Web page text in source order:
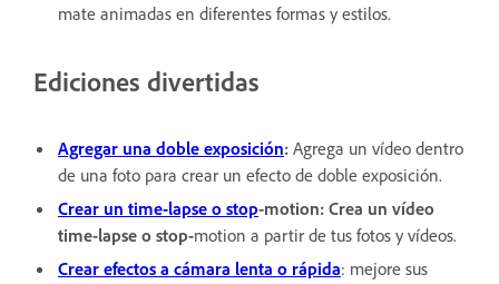
mate animadas en diferentes formas y estilos.
Ediciones divertidas
Agregar una doble exposición: Agrega un vídeo dentro
de una foto para crear un efecto de doble exposición.
Crear un time-lapse o stop-motion: Crea un vídeo
time-lapse o stop-motion a partir de tus fotos y vídeos.
Crear efectos a cámara lenta o rápida: mejore sus